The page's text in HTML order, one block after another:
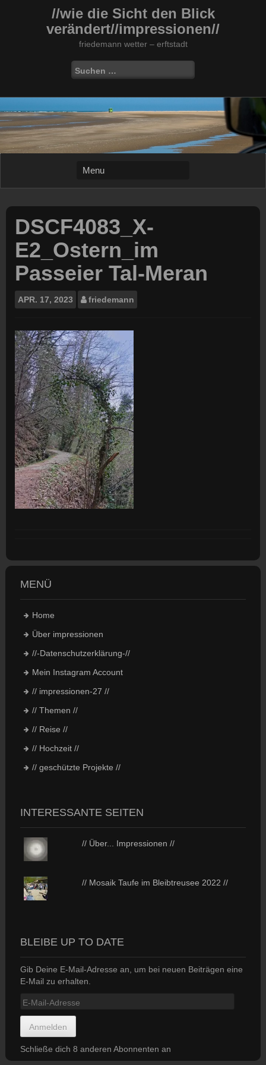
//wie die Sicht den Blick
verändert//impressionen//
friedemann wetter – erftstadt
Suchen
nach:
DSCF4083_X-
E2_Ostern_im
Passeier Tal-Meran
APR. 17, 2023 friedemann
MENÜ
Home
Über impressionen
//-Datenschutzerklärung-//
Mein Instagram Account
// impressionen-27 //
// Themen //
// Reise //
// Hochzeit //
// geschützte Projekte //
INTERESSANTE SEITEN
// Über... Impressionen //
// Mosaik Taufe im Bleibtreusee 2022 //
BLEIBE UP TO DATE
Gib Deine E-Mail-Adresse an, um bei neuen Beiträgen eine
E-Mail zu erhalten.
E-
Adresse
Anmelden
Schließe dich 8 anderen Abonnenten an